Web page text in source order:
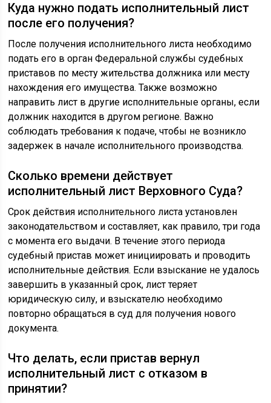
Куда нужно подать исполнительный лист
после его получения?
После получения исполнительного листа необходимо
подать его в орган Федеральной службы судебных
приставов по месту жительства должника или месту
нахождения его имущества. Также возможно
направить лист в другие исполнительные органы, если
должник находится в другом регионе. Важно
соблюдать требования к подаче, чтобы не возникло
задержек в начале исполнительного производства.
Сколько времени действует
исполнительный лист Верховного Суда?
Срок действия исполнительного листа установлен
законодательством и составляет, как правило, три года
с момента его выдачи. В течение этого периода
судебный пристав может инициировать и проводить
исполнительные действия. Если взыскание не удалось
завершить в указанный срок, лист теряет
юридическую силу, и взыскателю необходимо
повторно обращаться в суд для получения нового
документа.
Что делать, если пристав вернул
исполнительный лист с отказом в
принятии?